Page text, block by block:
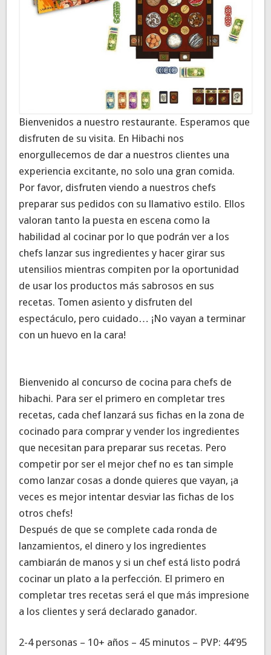
Bienvenidos a nuestro restaurante. Esperamos que
disfruten de su visita. En Hibachi nos
enorgullecemos de dar a nuestros clientes una
experiencia excitante, no solo una gran comida.
Por favor, disfruten viendo a nuestros chefs
preparar sus pedidos con su llamativo estilo. Ellos
valoran tanto la puesta en escena como la
habilidad al cocinar por lo que podrán ver a los
chefs lanzar sus ingredientes y hacer girar sus
utensilios mientras compiten por la oportunidad
de usar los productos más sabrosos en sus
recetas. Tomen asiento y disfruten del
espectáculo, pero cuidado… ¡No vayan a terminar
con un huevo en la cara!
Bienvenido al concurso de cocina para chefs de
hibachi. Para ser el primero en completar tres
recetas, cada chef lanzará sus fichas en la zona de
cocinado para comprar y vender los ingredientes
que necesitan para preparar sus recetas. Pero
competir por ser el mejor chef no es tan simple
como lanzar cosas a donde quieres que vayan, ¡a
veces es mejor intentar desviar las fichas de los
otros chefs!
Después de que se complete cada ronda de
lanzamientos, el dinero y los ingredientes
cambiarán de manos y si un chef está listo podrá
cocinar un plato a la perfección. El primero en
completar tres recetas será el que más impresione
a los clientes y será declarado ganador.
2-4 personas – 10+ años – 45 minutos – PVP: 44’95